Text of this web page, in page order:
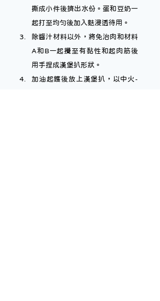
撕成小件後擠出水份。蛋和豆奶一
起打至均勻後加入麩浸透待用。
除醬汁材料以外，將免治肉和材料
A和B一起攪至有黏性和起肉筋後
用手捏成漢堡扒形狀。
加油起鑊後放上漢堡扒，以中火-